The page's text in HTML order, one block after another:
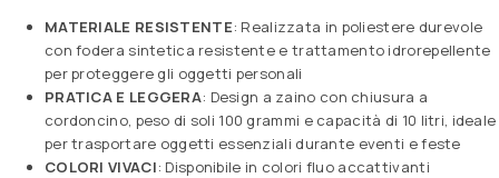
MATERIALE RESISTENTE: Realizzata in poliestere durevole
con fodera sintetica resistente e trattamento idrorepellente
per proteggere gli oggetti personali
PRATICA E LEGGERA: Design a zaino con chiusura a
cordoncino, peso di soli 100 grammi e capacità di 10 litri, ideale
per trasportare oggetti essenziali durante eventi e feste
COLORI VIVACI: Disponibile in colori fluo accattivanti